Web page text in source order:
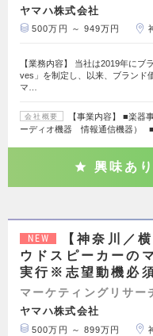
ヤマハ株式会社
500万円 ～ 949万円
【業務内容】 当社は2019年にブ
ves」を制定し、以来、ブランド
マ…
会社概要
【事業内容】 ■楽器
ーディオ機器 情報通信機器） ■
興味あり
NEW
【神奈川／
ウドスピーカーの
実行※志望動機必
マーケティングリサー
ヤマハ株式会社
500万円 ～ 899万円